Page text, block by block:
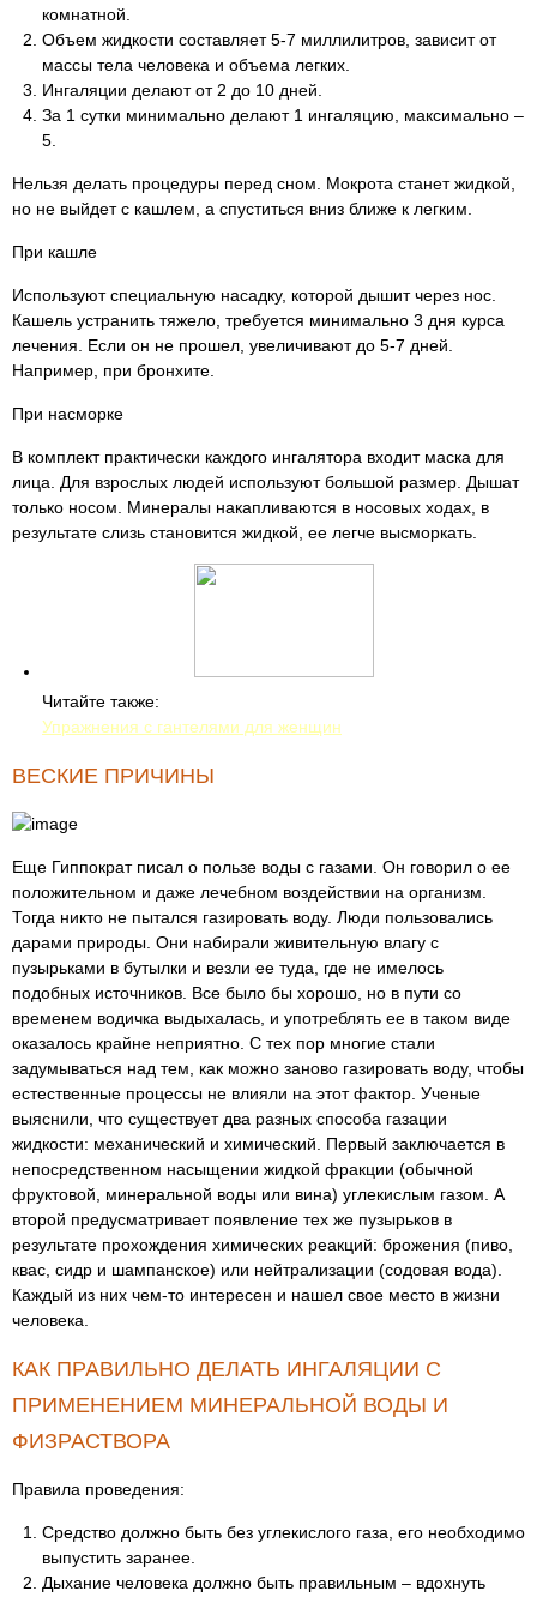
комнатной.
Объем жидкости составляет 5-7 миллилитров, зависит от
массы тела человека и объема легких.
Ингаляции делают от 2 до 10 дней.
За 1 сутки минимально делают 1 ингаляцию, максимально –
5.
Нельзя делать процедуры перед сном. Мокрота станет жидкой,
но не выйдет с кашлем, а спуститься вниз ближе к легким.
При кашле
Используют специальную насадку, которой дышит через нос.
Кашель устранить тяжело, требуется минимально 3 дня курса
лечения. Если он не прошел, увеличивают до 5-7 дней.
Например, при бронхите.
При насморке
В комплект практически каждого ингалятора входит маска для
лица. Для взрослых людей используют большой размер. Дышат
только носом. Минералы накапливаются в носовых ходах, в
результате слизь становится жидкой, ее легче высморкать.
Читайте также:
Упражнения с гантелями для женщин
ВЕСКИЕ ПРИЧИНЫ
Еще Гиппократ писал о пользе воды с газами. Он говорил о ее
положительном и даже лечебном воздействии на организм.
Тогда никто не пытался газировать воду. Люди пользовались
дарами природы. Они набирали живительную влагу с
пузырьками в бутылки и везли ее туда, где не имелось
подобных источников. Все было бы хорошо, но в пути со
временем водичка выдыхалась, и употреблять ее в таком виде
оказалось крайне неприятно. С тех пор многие стали
задумываться над тем, как можно заново газировать воду, чтобы
естественные процессы не влияли на этот фактор. Ученые
выяснили, что существует два разных способа газации
жидкости: механический и химический. Первый заключается в
непосредственном насыщении жидкой фракции (обычной
фруктовой, минеральной воды или вина) углекислым газом. А
второй предусматривает появление тех же пузырьков в
результате прохождения химических реакций: брожения (пиво,
квас, сидр и шампанское) или нейтрализации (содовая вода).
Каждый из них чем-то интересен и нашел свое место в жизни
человека.
КАК ПРАВИЛЬНО ДЕЛАТЬ ИНГАЛЯЦИИ С
ПРИМЕНЕНИЕМ МИНЕРАЛЬНОЙ ВОДЫ И
ФИЗРАСТВОРА
Правила проведения:
Средство должно быть без углекислого газа, его необходимо
выпустить заранее.
Дыхание человека должно быть правильным – вдохнуть